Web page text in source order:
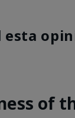
of